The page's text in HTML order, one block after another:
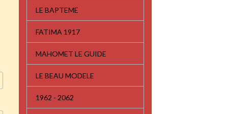
LE BAPTEME
FATIMA 1917
MAHOMET LE GUIDE
LE BEAU MODELE
1962 - 2062